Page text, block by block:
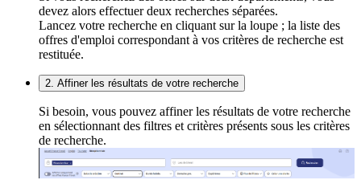
devez alors effectuer deux recherches séparées.
Lancez votre recherche en cliquant sur la loupe ; la liste des
offres d'emploi correspondant à vos critères de recherche est
restituée.
2. Affiner les résultats de votre recherche
Si besoin, vous pouvez affiner les résultats de votre recherche
en sélectionnant des filtres et critères présents sous les critères
de recherche.